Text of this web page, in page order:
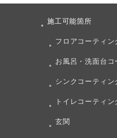
施工可能箇所
フロアコーティン
お風呂・洗面台コ
シンクコーティン
トイレコーティン
玄関